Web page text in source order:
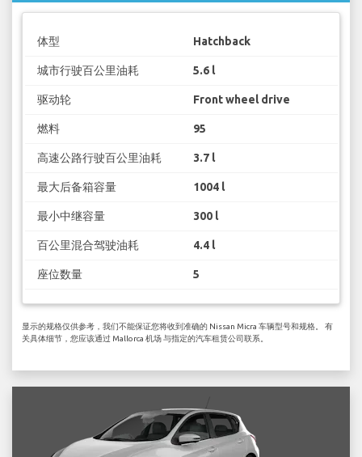
体型 Hatchback
城市行驶百公里油耗 5.6 l
驱动轮 Front wheel drive
燃料 95
高速公路行驶百公里油耗 3.7 l
最大后备箱容量 1004 l
最小中继容量 300 l
百公里混合驾驶油耗 4.4 l
座位数量 5
显示的规格仅供参考，我们不能保证您将收到准确的 Nissan Micra 车辆型号和规格。 有
关具体细节，您应该通过 Mallorca 机场 与指定的汽车租赁公司联系。